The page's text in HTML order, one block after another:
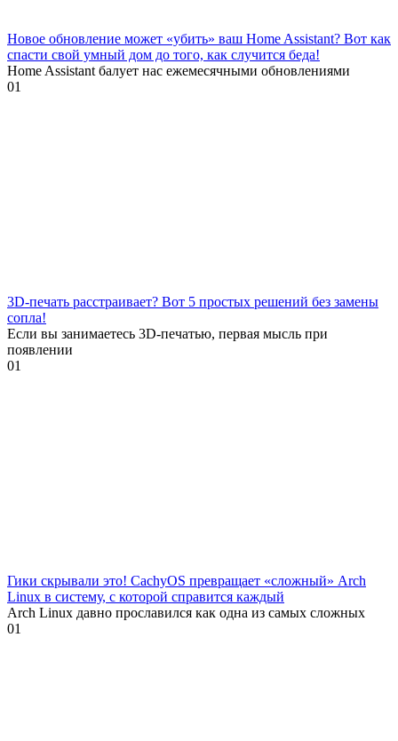
Новое обновление может «убить» ваш Home Assistant? Вот как
спасти свой умный дом до того, как случится беда!
Home Assistant балует нас ежемесячными обновлениями
01
3D-печать расстраивает? Вот 5 простых решений без замены
сопла!
Если вы занимаетесь 3D-печатью, первая мысль при
появлении
01
Гики скрывали это! CachyOS превращает «сложный» Arch
Linux в систему, с которой справится каждый
Arch Linux давно прославился как одна из самых сложных
01